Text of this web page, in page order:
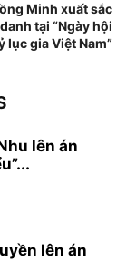
Minh xuất sắc
tại “Ngày hội
lục gia Việt Nam”
lên án
lên án